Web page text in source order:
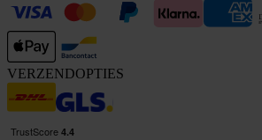
VERZENDOPTIES